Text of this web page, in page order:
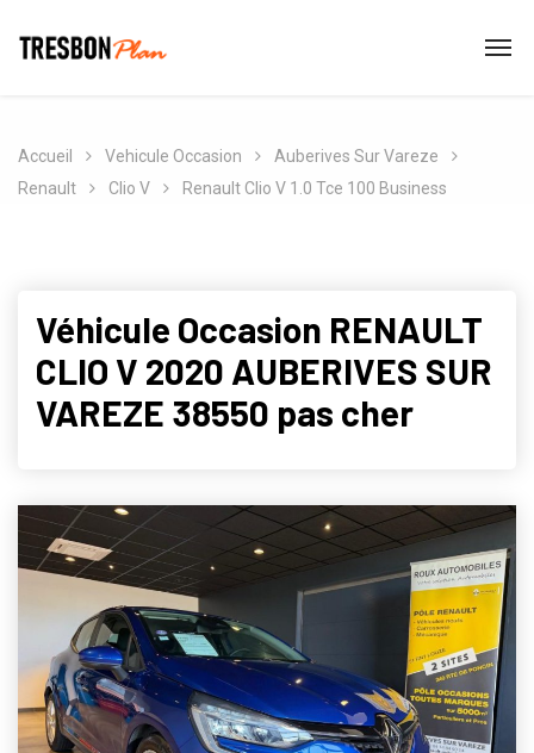
Accueil Vehicule Occasion
Auberives Sur Vareze
Renault
Clio V Renault Clio V 1.0 Tce 100 Business
Véhicule Occasion RENAULT
CLIO V 2020 AUBERIVES SUR
VAREZE 38550 pas cher